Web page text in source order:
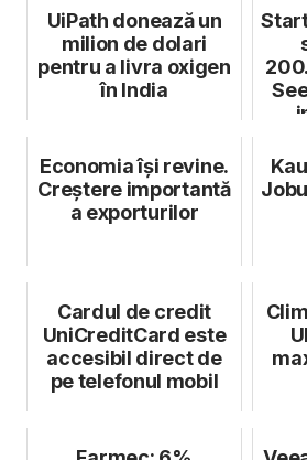
Gl...
UiPath donează un
milion de dolari
pentru a livra oxigen
în India
Economia își revine.
Creștere importantă
a exporturilor
Cardul de credit
UniCreditCard este
accesibil direct de
pe telefonul mobil